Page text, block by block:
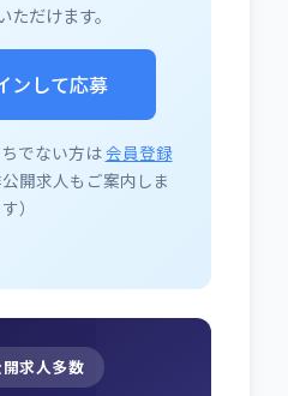
ただけます。
ンして応募
でない方は会員登録
公開求人もご案内しま
す）
求人多数